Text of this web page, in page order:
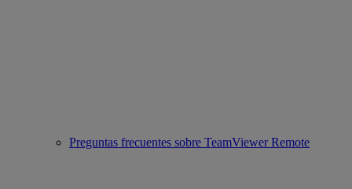
Preguntas frecuentes sobre TeamViewer Remote